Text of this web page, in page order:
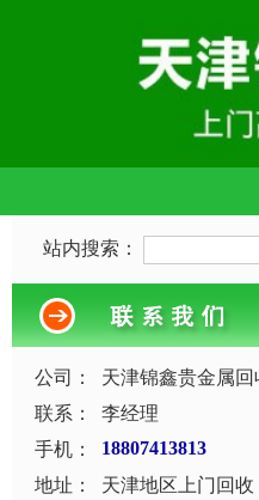
站内搜索：
公司：
天津锦鑫贵金属
联系：
李经理
手机：
18807413813
地址：
天津地区上门回收